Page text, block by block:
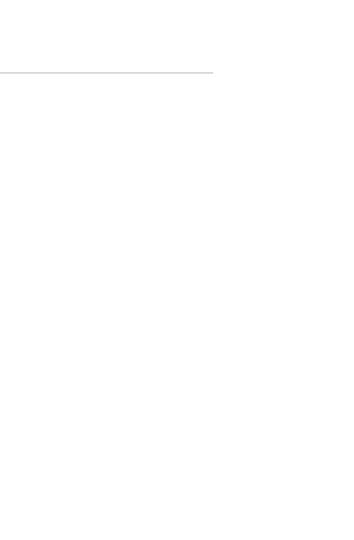
– Steve Jobs
în Dumnezeu sau
este o credință
descoperită la
de extinse în